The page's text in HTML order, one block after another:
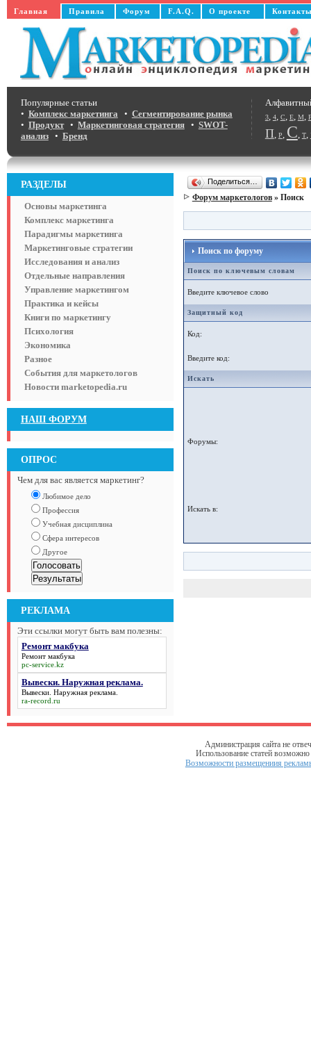
Главная Правила Форум F.A.Q. О проекте
3, 4, C, E, M,
П, Р, С, Т,
Популярные статьи
• Комплекс маркетинга • Сегментирование рынка
• Продукт• Маркетинговая стратегия• SWOT-
анализ• Бренд
РАЗДЕЛЫ
Основы маркетинга
Комплекс маркетинга
Парадигмы маркетинга
Маркетинговые стратегии
Исследования и анализ
Отдельные направления
Управление маркетингом
Практика и кейсы
Книги по маркетингу
Психология
Экономика
Разное
События для маркетологов
Новости marketopedia.ru
НАШ ФОРУМ
ОПРОС
Чем для вас является маркетинг?
Любимое дело
Профессия
Учебная дисциплина
Сфера интересов
Другое
РЕКЛАМА
Эти ссылки могут быть вам полезны:
Ремонт макбука
Ремонт макбука
pc-service.kz
Вывески. Наружная реклама.
Вывески. Наружная реклама.
ra-record.ru
Поделиться…
Форум маркетологов» Поиск
Поиск по форуму
Поиск по ключевым словам
Введите ключевое слово
Защитный код
Код:
Введите код:
Искать
Форумы:
Искать в:
Администрация сайта не
Использование статей
Возможности размещениия